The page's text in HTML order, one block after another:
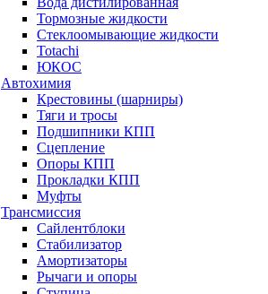
Тормозные жидкости
Стеклоомывающие жидкости
Totachi
ЮКОС
Автохимия
Крестовины (шарниры)
Тяги и тросы
Подшипники КПП
Сцепление
Опоры КПП
Прокладки КПП
Муфты
Трансмиссия
Сайлентблоки
Стабилизатор
Амортизаторы
Рычаги и опоры